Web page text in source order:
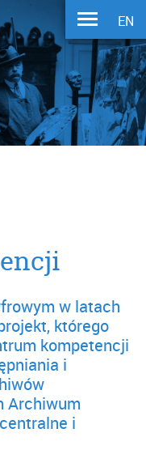
EN
w latach
którego
kompetencji
i
Archiwum
i